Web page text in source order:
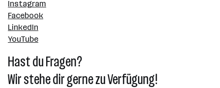
Instagram
Facebook
LinkedIn
YouTube
Hast du Fragen?
Wir stehe dir gerne zu Verfügung!